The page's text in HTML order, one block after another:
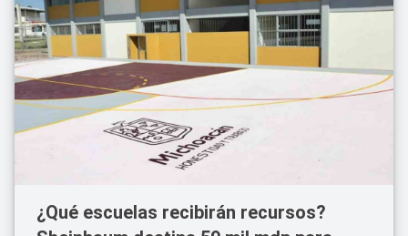
¿Qué escuelas recibirán recursos?